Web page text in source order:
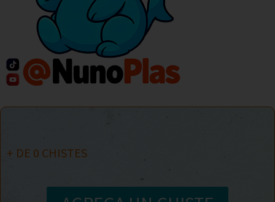
+ DE 0 CHISTES